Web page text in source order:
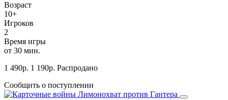
Возраст
10+
Игроков
2
Время игры
от 30 мин.
1 490р. 1 190р. Распродано
Сообщить о поступлении